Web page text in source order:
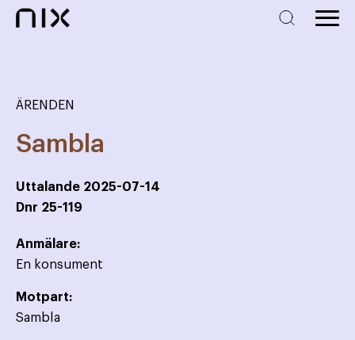
ÄRENDEN
Sambla
Uttalande 2025-07-14
Dnr 25-119
Anmälare:
En konsument
Motpart:
Sambla